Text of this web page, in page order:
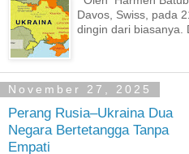
Davos, Swiss, pada
dingin dari biasanya.
November 27, 2025
Perang Rusia–Ukraina Dua
Negara Bertetangga Tanpa
Empati